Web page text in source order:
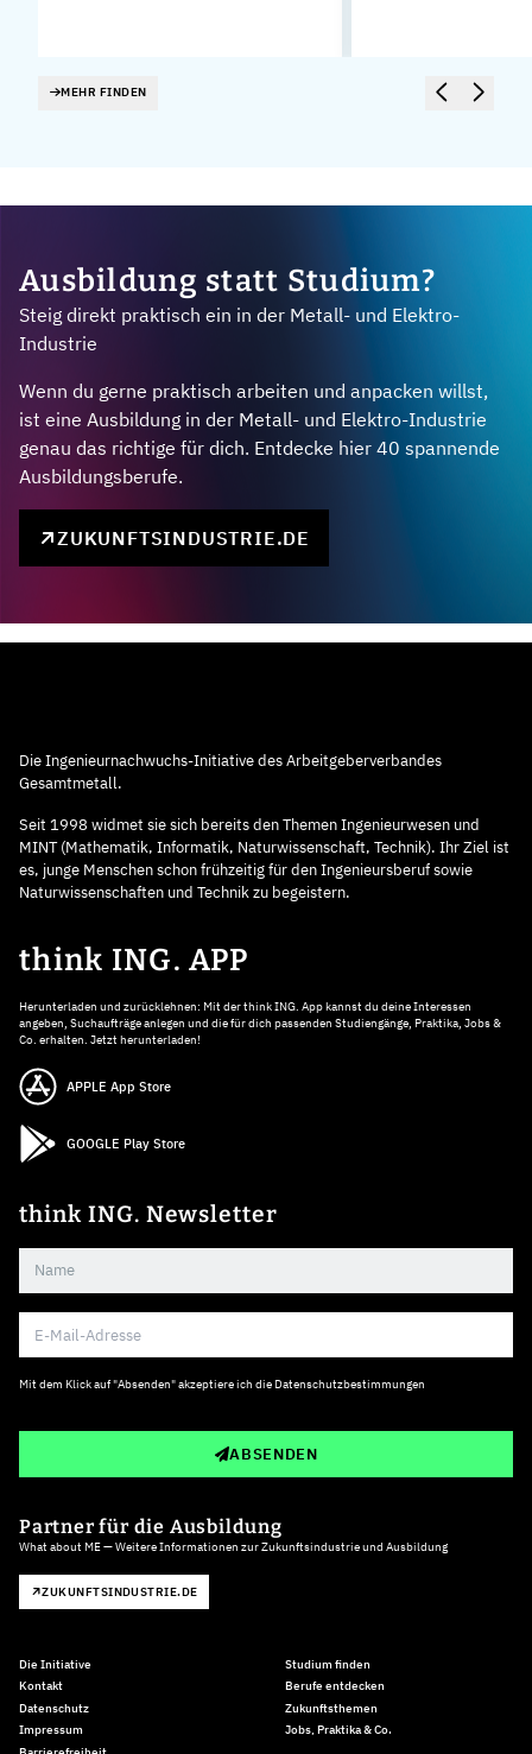
MEHR FINDEN
Ausbildung statt Studium?
Steig direkt praktisch ein in der Metall- und Elektro-
Industrie
Wenn du gerne praktisch arbeiten und anpacken willst,
ist eine Ausbildung in der Metall- und Elektro-Industrie
genau das richtige für dich. Entdecke hier 40 spannende
Ausbildungsberufe.
ZUKUNFTSINDUSTRIE.DE
Die Ingenieurnachwuchs-Initiative des Arbeitgeberverbandes
Gesamtmetall.
Seit 1998 widmet sie sich bereits den Themen Ingenieurwesen und
MINT (Mathematik, Informatik, Naturwissenschaft, Technik). Ihr Ziel ist
es, junge Menschen schon frühzeitig für den Ingenieursberuf sowie
Naturwissenschaften und Technik zu begeistern.
think ING. APP
Herunterladen und zurücklehnen: Mit der think ING. App kannst du deine Interessen
angeben, Suchaufträge anlegen und die für dich passenden Studiengänge, Praktika, Jobs &
Co. erhalten. Jetzt herunterladen!
APPLE App Store
GOOGLE Play Store
think ING. Newsletter
Mit dem Klick auf "Absenden" akzeptiere ich die Datenschutzbestimmungen
ABSENDEN
Partner für die Ausbildung
What about ME — Weitere Informationen zur Zukunftsindustrie und Ausbildung
ZUKUNFTSINDUSTRIE.DE
Die Initiative
Kontakt
Datenschutz
Impressum
Studium finden
Berufe entdecken
Zukunftsthemen
Jobs, Praktika & Co.